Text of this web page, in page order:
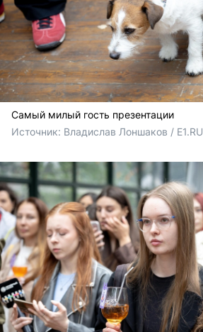
Самый милый гость презентации
Источник: Владислав Лоншаков / E1.RU